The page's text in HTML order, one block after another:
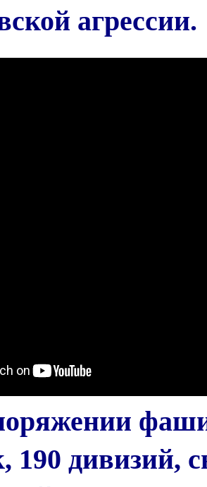
агрессии.
190 дивизий,